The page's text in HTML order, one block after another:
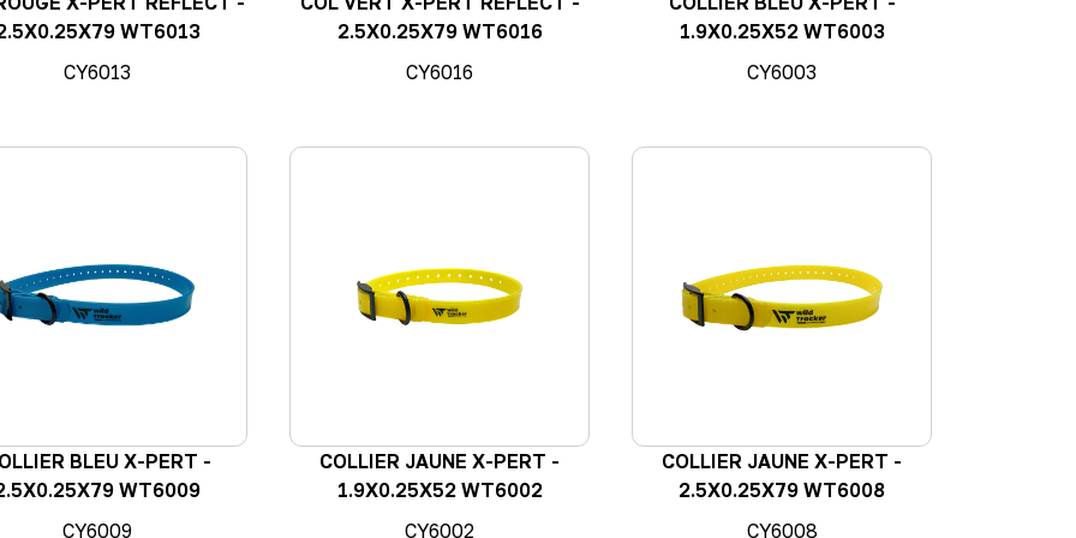
WT6013
CY6013
2.5X0.25X79 WT6016
CY6016
1.9X0.25X52 WT6003
CY6003
BLEU X-PERT -
WT6009
CY6009
COLLIER JAUNE X-PERT -
1.9X0.25X52 WT6002
CY6002
COLLIER JAUNE X-PERT -
2.5X0.25X79 WT6008
CY6008